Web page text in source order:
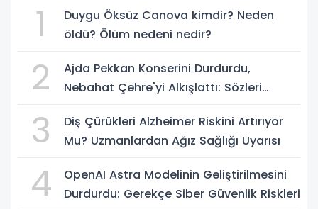
1
Duygu Öksüz Canova kimdir? Neden
öldü? Ölüm nedeni nedir?
2
Ajda Pekkan Konserini Durdurdu,
Nebahat Çehre'yi Alkışlattı: Sözleri
3
Diş Çürükleri Alzheimer Riskini Artırıyor
Mu? Uzmanlardan Ağız Sağlığı Uyarısı
4
OpenAI Astra Modelinin Geliştirilmesini
Durdurdu: Gerekçe Siber Güvenlik Riskleri